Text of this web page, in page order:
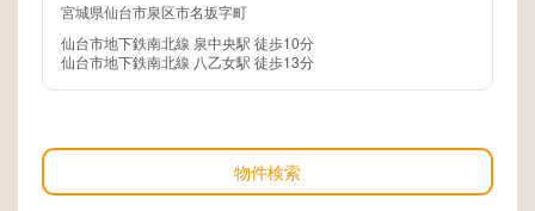
宮城県仙台市泉区市名坂字町
仙台市地下鉄南北線 泉中央駅 徒歩10分
仙台市地下鉄南北線 八乙女駅 徒歩13分
物件検索